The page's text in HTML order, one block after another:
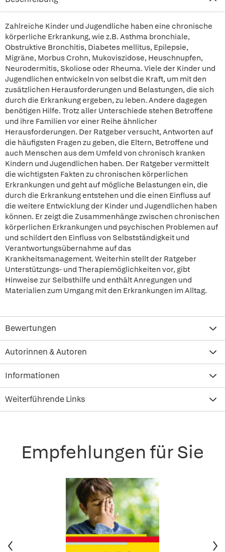
Zahlreiche Kinder und Jugendliche haben eine chronische
körperliche Erkrankung, wie z.B. Asthma bronchiale,
Obstruktive Bronchitis, Diabetes mellitus, Epilepsie,
Migräne, Morbus Crohn, Mukoviszidose, Heuschnupfen,
Neurodermitis, Skoliose oder Rheuma. Viele der Kinder und
Jugendlichen entwickeln von selbst die Kraft, um mit den
zusätzlichen Herausforderungen und Belastungen, die sich
durch die Erkrankung ergeben, zu leben. Andere dagegen
benötigen Hilfe. Trotz aller Unterschiede stehen Betroffene
und ihre Familien vor einer Reihe ähnlicher
Herausforderungen. Der Ratgeber versucht, Antworten auf
die häufigsten Fragen zu geben, die Eltern, Betroffene und
auch Menschen aus dem Umfeld von chronisch kranken
Kindern und Jugendlichen haben. Der Ratgeber vermittelt
die wichtigsten Fakten zu chronischen körperlichen
Erkrankungen und geht auf mögliche Belastungen ein, die
durch die Erkrankung entstehen und die einen Einfluss auf
die weitere Entwicklung der Kinder und Jugendlichen haben
können. Er zeigt die Zusammenhänge zwischen chronischen
körperlichen Erkrankungen und psychischen Problemen auf
und schildert den Einfluss von Selbstständigkeit und
Verantwortungsübernahme auf das
Krankheitsmanagement. Weiterhin stellt der Ratgeber
Unterstützungs- und Therapiemöglichkeiten vor, gibt
Hinweise zur Selbsthilfe und enthält Anregungen und
Materialien zum Umgang mit den Erkrankungen im Alltag.
Bewertungen
Autorinnen & Autoren
Informationen
Weiterführende Links
Empfehlungen für Sie